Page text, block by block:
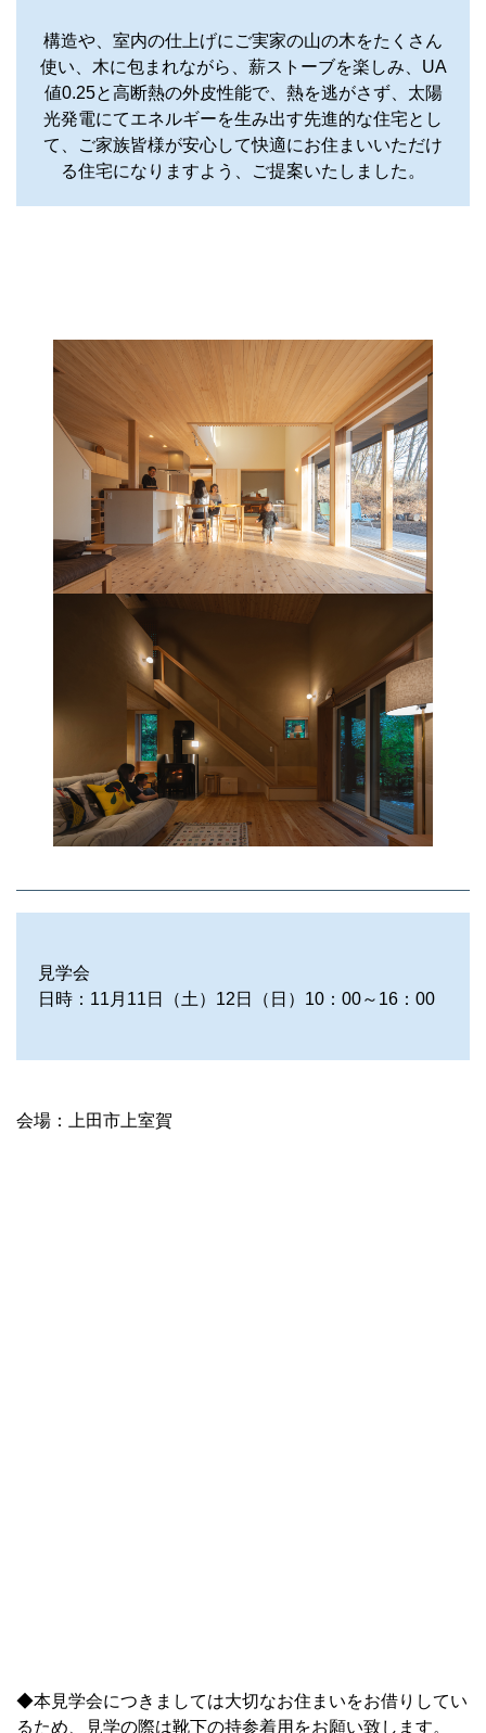
構造や、室内の仕上げにご実家の山の木をたくさん
使い、木に包まれながら、薪ストーブを楽しみ、UA
値0.25と高断熱の外皮性能で、熱を逃がさず、太陽
光発電にてエネルギーを生み出す先進的な住宅とし
て、ご家族皆様が安心して快適にお住まいいただけ
る住宅になりますよう、ご提案いたしました。
見学会
日時：11月11日（土）12日（日）10：00～16：00
会場：上田市上室賀
◆本見学会につきましては大切なお住まいをお借りしてい
るため、見学の際は靴下の持参着用をお願い致します。